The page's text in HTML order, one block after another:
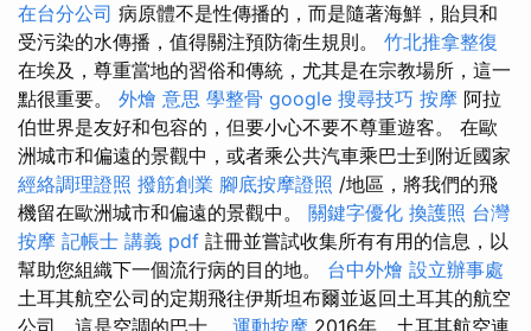
在台分公司 病原體不是性傳播的，而是隨著海鮮，貽貝和
受污染的水傳播，值得關注預防衛生規則。 竹北推拿整復
在埃及，尊重當地的習俗和傳統，尤其是在宗教場所，這一
點很重要。 外燴 意思 學整骨 google 搜尋技巧 按摩 阿拉
伯世界是友好和包容的，但要小心不要不尊重遊客。 在歐
洲城市和偏遠的景觀中，或者乘公共汽車乘巴士到附近國家
經絡調理證照 撥筋創業 腳底按摩證照 /地區，將我們的飛
機留在歐洲城市和偏遠的景觀中。 關鍵字優化 換護照 台灣
按摩 記帳士 講義 pdf 註冊並嘗試收集所有有用的信息，以
幫助您組織下一個流行病的目的地。 台中外燴 設立辦事處
土耳其航空公司的定期飛往伊斯坦布爾並返回土耳其的航空
公司，這是空調的巴士。 運動按摩 2016年，土耳其航空連